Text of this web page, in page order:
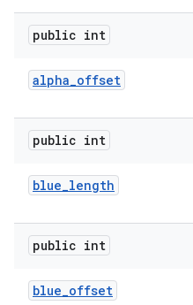
public int
alpha_offset
public int
blue_length
public int
blue_offset